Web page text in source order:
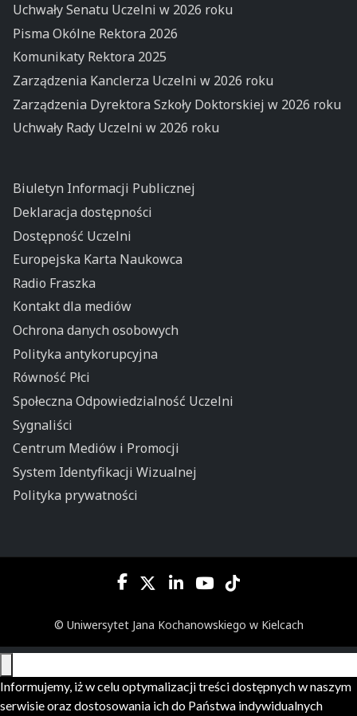
Uchwały Senatu Uczelni w 2026 roku
Pisma Okólne Rektora 2026
Komunikaty Rektora 2025
Zarządzenia Kanclerza Uczelni w 2026 roku
Zarządzenia Dyrektora Szkoły Doktorskiej w 2026 roku
Uchwały Rady Uczelni w 2026 roku
Biuletyn Informacji Publicznej
Deklaracja dostępności
Dostępność Uczelni
Europejska Karta Naukowca
Radio Fraszka
Kontakt dla mediów
Ochrona danych osobowych
Polityka antykorupcyjna
Równość Płci
Społeczna Odpowiedzialność Uczelni
Sygnaliści
Centrum Mediów i Promocji
System Identyfikacji Wizualnej
Polityka prywatności
© Uniwersytet Jana Kochanowskiego w Kielcach
Informujemy, iż w celu optymalizacji treści dostępnych w naszym
serwisie oraz dostosowania ich do Państwa indywidualnych